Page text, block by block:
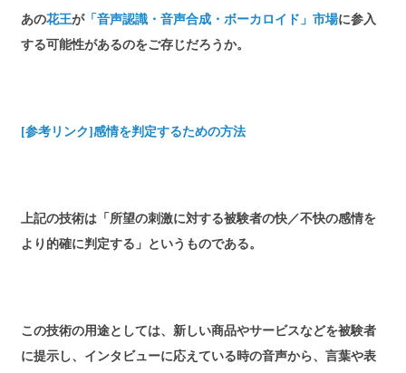
あの花王が「音声認識・音声合成・ボーカロイド」市場に参入
する可能性があるのをご存じだろうか。
[参考リンク]感情を判定するための方法
上記の技術は「所望の刺激に対する被験者の快／不快の感情を
より的確に判定する」というものである。
この技術の用途としては、新しい商品やサービスなどを被験者
に提示し、インタビューに応えている時の音声から、言葉や表